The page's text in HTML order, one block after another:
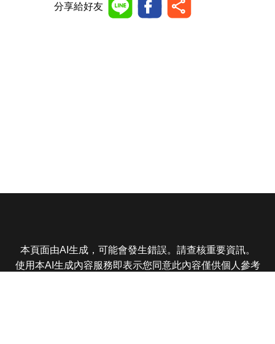
分享給好友
本頁面由AI生成，可能會發生錯誤。請查核重要資訊。
使用本AI生成內容服務即表示您同意此內容僅供個人參考